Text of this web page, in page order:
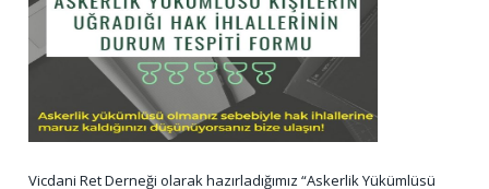
Vicdani Ret Derneği olarak hazırladığımız “Askerlik Yükümlüsü